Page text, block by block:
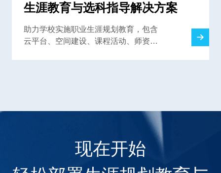
生涯教育与选科指导解决方案
助力学校实施职业生涯规划教育，包含
云平台、空间建设、课程活动、师资培
现在开始